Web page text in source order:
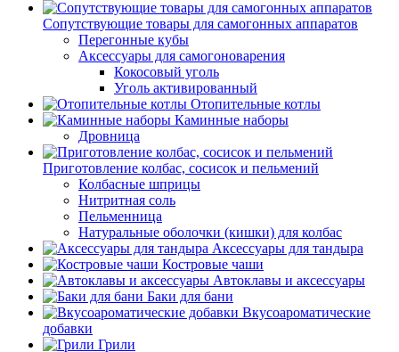
Сопутствующие товары для самогонных аппаратов
Перегонные кубы
Аксессуары для самогоноварения
Кокосовый уголь
Уголь активированный
Отопительные котлы
Каминные наборы
Дровница
Приготовление колбас, сосисок и пельмений
Колбасные шприцы
Нитритная соль
Пельменница
Натуральные оболочки (кишки) для колбас
Аксессуары для тандыра
Костровые чаши
Автоклавы и аксессуары
Баки для бани
Вкусоароматические
добавки
Грили